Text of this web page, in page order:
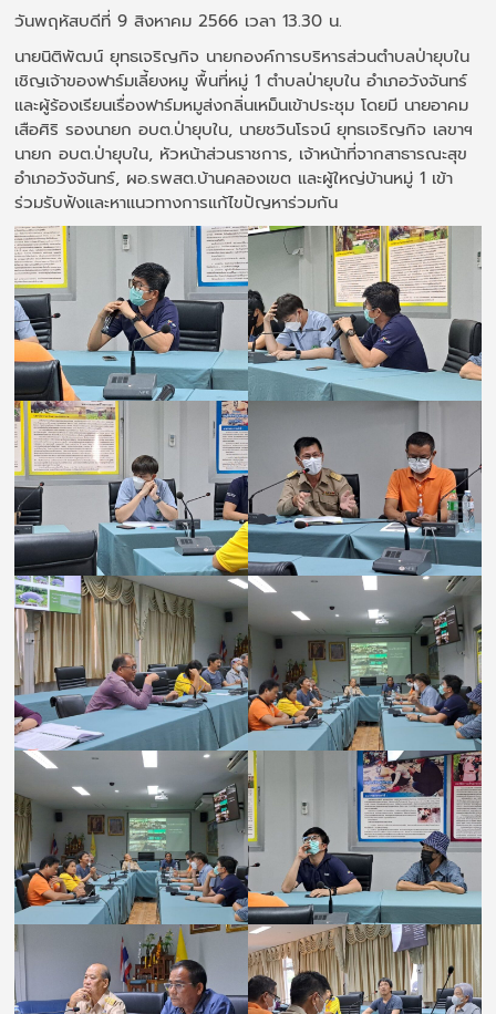
วันพฤหัสบดีที่ 9 สิงหาคม 2566 เวลา 13.30 น.
นายนิติพัฒน์ ยุทธเจริญกิจ นายกองค์การบริหารส่วนตำบลป่ายุบใน
เชิญเจ้าของฟาร์มเลี้ยงหมู พื้นที่หมู่ 1 ตำบลป่ายุบใน อำเภอวังจันทร์
และผู้ร้องเรียนเรื่องฟาร์มหมูส่งกลิ่นเหม็นเข้าประชุม โดยมี นายอาคม
เสือศิริ รองนายก อบต.ป่ายุบใน, นายชวินโรจน์ ยุทธเจริญกิจ เลขาฯ
นายก อบต.ป่ายุบใน, หัวหน้าส่วนราชการ, เจ้าหน้าที่จากสาธารณะสุข
อำเภอวังจันทร์, ผอ.รพสต.บ้านคลองเขต และผู้ใหญ่บ้านหมู่ 1 เข้า
ร่วมรับฟังและหาแนวทางการแก้ไขปัญหาร่วมกัน